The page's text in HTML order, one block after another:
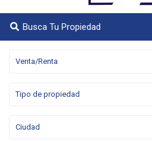
Busca Tu Propiedad
Venta/Renta
Tipo de propiedad
Ciudad